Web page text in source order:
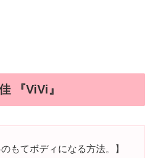
『ViVi︎』
もてボディになる方法。】